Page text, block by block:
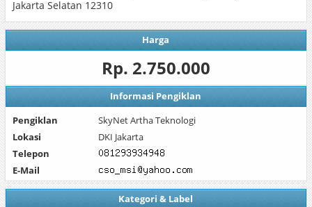
Jakarta Selatan 12310
Harga
Rp. 2.750.000
Informasi Pengiklan
Pengiklan
SkyNet Artha Teknologi
Lokasi
DKI Jakarta
Telepon
E-Mail
Kategori & Label